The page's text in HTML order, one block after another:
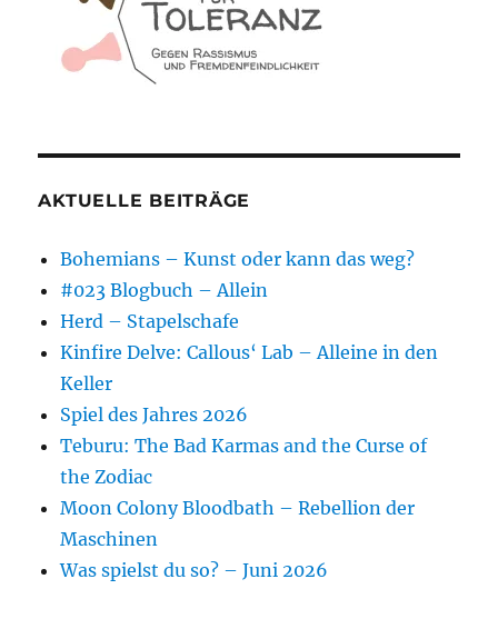
AKTUELLE BEITRÄGE
Bohemians – Kunst oder kann das weg?
#023 Blogbuch – Allein
Herd – Stapelschafe
Kinfire Delve: Callous‘ Lab – Alleine in den
Keller
Spiel des Jahres 2026
Teburu: The Bad Karmas and the Curse of
the Zodiac
Moon Colony Bloodbath – Rebellion der
Maschinen
Was spielst du so? – Juni 2026